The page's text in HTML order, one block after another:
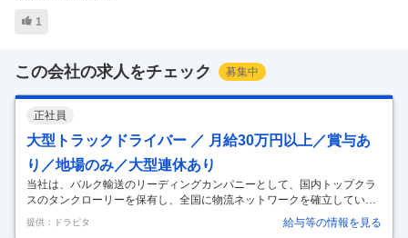
1
この会社の求人をチェック 募集中
正社員
大型トラックドライバー ／ 月給30万円以上／賞与あ
り／地場のみ／大型連休あり
当社は、バルク輸送のリーディングカンパニーとして、国内トップクラ
スのタンクローリーを保有し、全国に物流ネットワークを確立していま
す。”Safety is our business"をスローガンに、日々安全輸送、安全作業
を心掛け、日本経済の発展を物流面から支える役目を果たしています。
提供：ドラピタ 給与等の情報を見る